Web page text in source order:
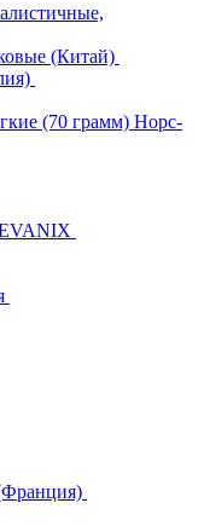
(Китай)
(70 грамм) Норс-